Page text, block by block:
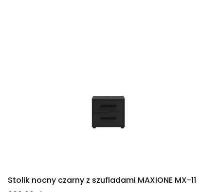
Stolik nocny czarny z szufladami MAXIONE MX-11